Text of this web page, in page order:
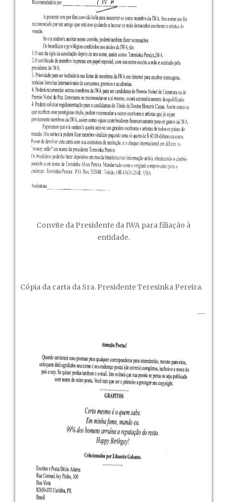
Convite da Presidente da IWA para filiação à
entidade.
Cópia da carta da Sra. Presidente Teresinka Pereira.